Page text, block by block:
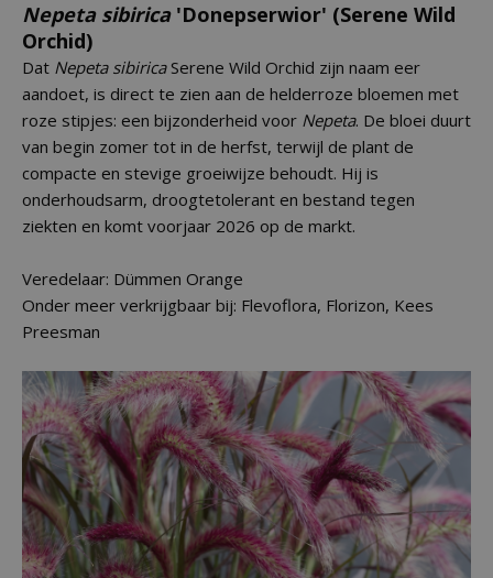
Nepeta sibirica'Donepserwior' (Serene Wild
Orchid)
Dat Nepeta sibiricaSerene Wild Orchid zijn naam eer
aandoet, is direct te zien aan de helderroze bloemen met
roze stipjes: een bijzonderheid voor Nepeta. De bloei duurt
van begin zomer tot in de herfst, terwijl de plant de
compacte en stevige groeiwijze behoudt. Hij is
onderhoudsarm, droogtetolerant en bestand tegen
ziekten en komt voorjaar 2026 op de markt.
Veredelaar: Dümmen Orange
Onder meer verkrijgbaar bij: Flevoflora, Florizon, Kees
Preesman